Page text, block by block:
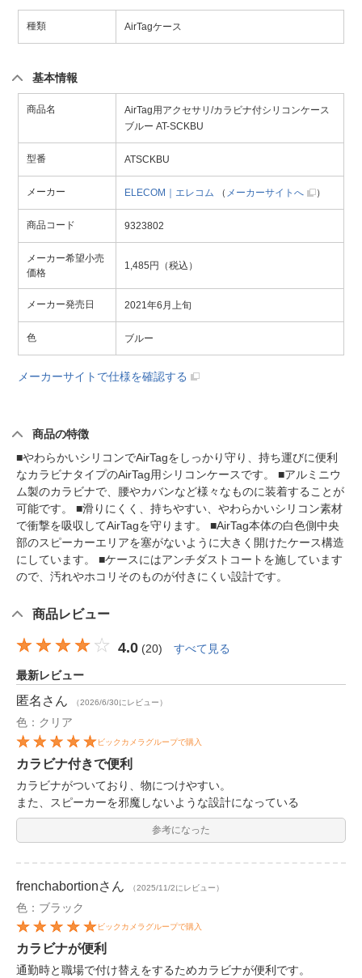
種類 AirTagケース
基本情報
商品名
AirTag用アクセサリ/カラビナ付シリコンケース
ブルー AT-SCKBU
型番 ATSCKBU
メーカー ELECOM｜エレコム （ メーカーサイトへ ）
商品コード 9323802
メーカー希望小売
価格
1,485円（税込）
メーカー発売日 2021年6月上旬
色 ブルー
メーカーサイトで仕様を確認する
商品の特徴
■やわらかいシリコンでAirTagをしっかり守り、持ち運びに便利
なカラビナタイプのAirTag用シリコンケースです。 ■アルミニウ
ム製のカラビナで、腰やカバンなど様々なものに装着することが
可能です。 ■滑りにくく、持ちやすい、やわらかいシリコン素材
で衝撃を吸収してAirTagを守ります。 ■AirTag本体の白色側中央
部のスピーカーエリアを塞がないように大きく開けたケース構造
にしています。 ■ケースにはアンチダストコートを施しています
ので、汚れやホコリそのものが付きにくい設計です。
商品レビュー
4.0 (20) すべて見る
最新レビュー
匿名 さん （2026/6/30にレビュー）
色：クリア
ビックカメラグループで購入
カラビナ付きで便利
カラビナがついており、物につけやすい。
また、スピーカーを邪魔しないような設計になっている
参考になった
frenchabortionさん （2025/11/2にレビュー）
色：ブラック
ビックカメラグループで購入
カラビナが便利
通勤時と職場で付け替えをするためカラビナが便利です。